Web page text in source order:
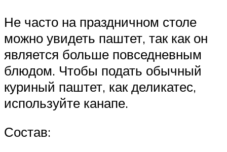
Не часто на праздничном столе
можно увидеть паштет, так как он
является больше повседневным
блюдом. Чтобы подать обычный
куриный паштет, как деликатес,
используйте канапе.
Состав: